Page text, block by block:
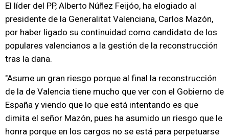
El líder del PP, Alberto Núñez Feijóo, ha elogiado al
presidente de la Generalitat Valenciana, Carlos Mazón,
por haber ligado su continuidad como candidato de los
populares valencianos a la gestión de la reconstrucción
tras la dana.
"Asume un gran riesgo porque al final la reconstrucción
de la de Valencia tiene mucho que ver con el Gobierno de
España y viendo que lo que está intentando es que
dimita el señor Mazón, pues ha asumido un riesgo que le
honra porque en los cargos no se está para perpetuarse